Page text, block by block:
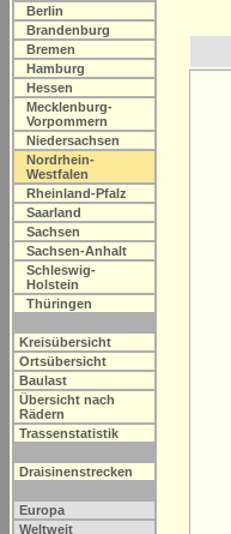
Berlin
Brandenburg
Bremen
Hamburg
Hessen
Mecklenburg-
Vorpommern
Niedersachsen
Nordrhein-
Westfalen
Rheinland-Pfalz
Saarland
Sachsen
Sachsen-Anhalt
Schleswig-
Holstein
Thüringen
Kreisübersicht
Ortsübersicht
Baulast
Übersicht nach
Rädern
Trassenstatistik
Draisinenstrecken
Europa
Weltweit